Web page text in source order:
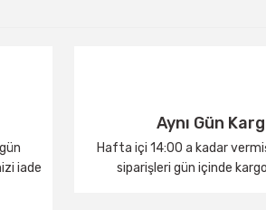
iade
Aynı Gün
Hafta içi 14:00 a kadar
siparişleri gün içinde